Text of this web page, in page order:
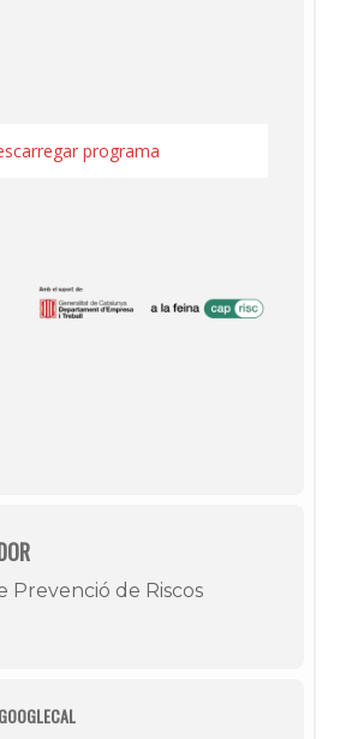
programa
Prevenció de Riscos
GOOGLECAL